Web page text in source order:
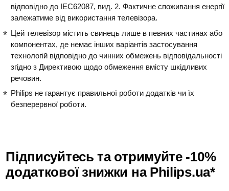
відповідно до IEC62087, вид. 2. Фактичне споживання енергії
залежатиме від використання телевізора.
Цей телевізор містить свинець лише в певних частинах або
компонентах, де немає інших варіантів застосування
технологій відповідно до чинних обмежень відповідальності
згідно з Директивою щодо обмеження вмісту шкідливих
речовин.
Philips не гарантує правильної роботи додатків чи їх
безперервної роботи.
Підписуйтесь та отримуйте -10%
додаткової знижки на Philips.ua*